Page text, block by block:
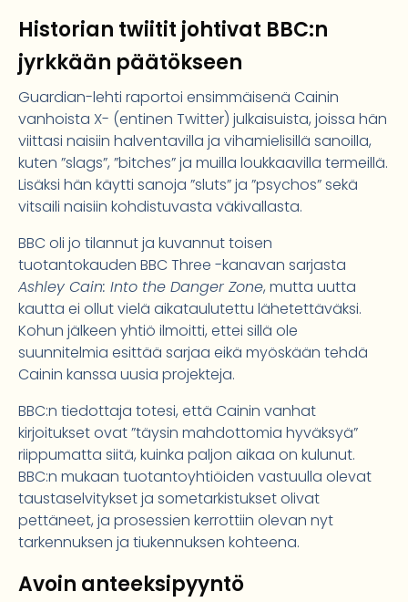
Historian twiitit johtivat BBC:n
jyrkkään päätökseen
Guardian-lehti raportoi ensimmäisenä Cainin
vanhoista X- (entinen Twitter) julkaisuista, joissa hän
viittasi naisiin halventavilla ja vihamielisillä sanoilla,
kuten ”slags”, ”bitches” ja muilla loukkaavilla termeillä.
Lisäksi hän käytti sanoja ”sluts” ja ”psychos” sekä
vitsaili naisiin kohdistuvasta väkivallasta.
BBC oli jo tilannut ja kuvannut toisen
tuotantokauden BBC Three -kanavan sarjasta
Ashley Cain: Into the Danger Zone, mutta uutta
kautta ei ollut vielä aikataulutettu lähetettäväksi.
Kohun jälkeen yhtiö ilmoitti, ettei sillä ole
suunnitelmia esittää sarjaa eikä myöskään tehdä
Cainin kanssa uusia projekteja.
BBC:n tiedottaja totesi, että Cainin vanhat
kirjoitukset ovat ”täysin mahdottomia hyväksyä”
riippumatta siitä, kuinka paljon aikaa on kulunut.
BBC:n mukaan tuotantoyhtiöiden vastuulla olevat
taustaselvitykset ja sometarkistukset olivat
pettäneet, ja prosessien kerrottiin olevan nyt
tarkennuksen ja tiukennuksen kohteena.
Avoin anteeksipyyntö